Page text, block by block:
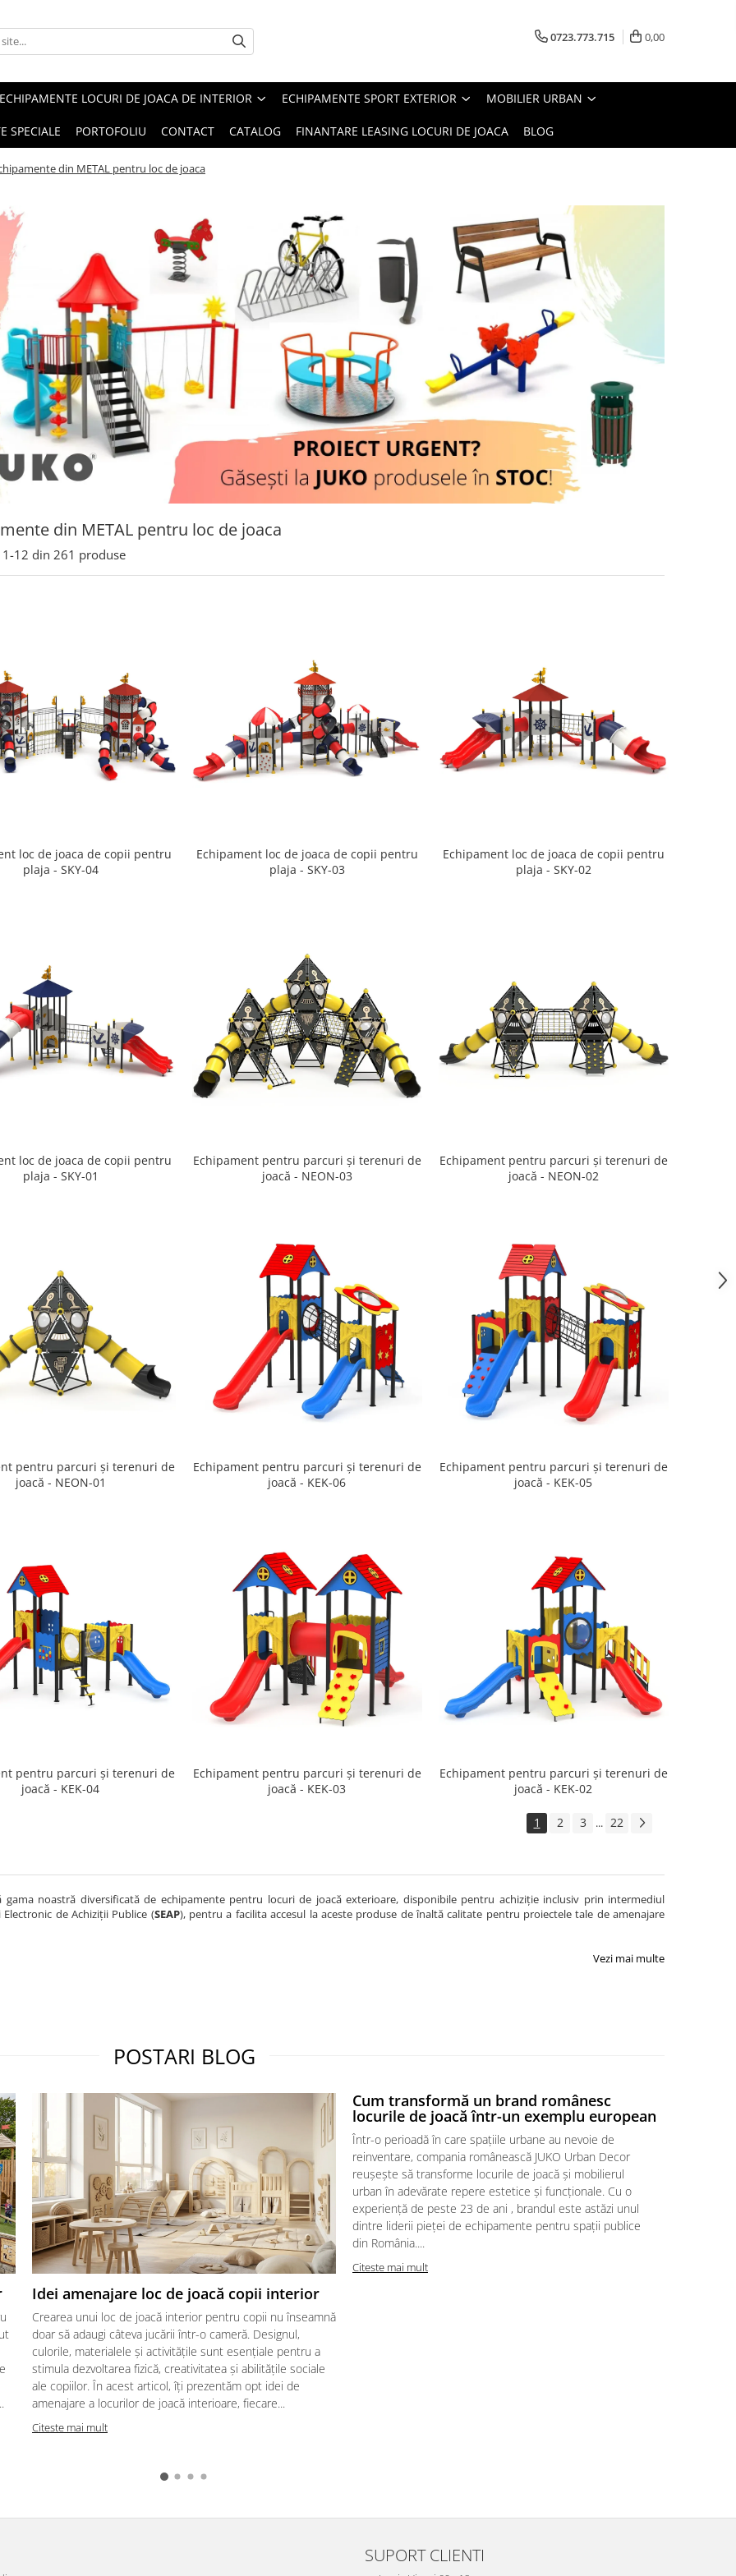
0723.773.715 0,00
ECHIPAMENTE LOCURI DE JOACA DE INTERIOR ECHIPAMENTE SPORT EXTERIOR MOBILIER URBAN
SPECIALE PORTOFOLIU CONTACT CATALOG FINANTARE LEASING LOCURI DE JOACA BLOG
din METAL pentru loc de joaca
din METAL pentru loc de joaca
1-12 din 261 produse
loc de joaca de copii pentru
plaja - SKY-04
Echipament loc de joaca de copii pentru
plaja - SKY-03
Echipament loc de joaca de copii pentru
plaja - SKY-02
loc de joaca de copii pentru
plaja - SKY-01
Echipament pentru parcuri și terenuri de
joacă - NEON-03
Echipament pentru parcuri și terenuri de
joacă - NEON-02
pentru parcuri și terenuri de
joacă - NEON-01
Echipament pentru parcuri și terenuri de
joacă - KEK-06
Echipament pentru parcuri și terenuri de
joacă - KEK-05
pentru parcuri și terenuri de
joacă - KEK-04
Echipament pentru parcuri și terenuri de
joacă - KEK-03
Echipament pentru parcuri și terenuri de
joacă - KEK-02
1 2 3 ... 22
gama noastră diversificată de echipamente pentru locuri de joacă exterioare, disponibile pentru achiziție inclusiv prin intermediul
Electronic de Achiziții Publice (SEAP), pentru a facilita accesul la aceste produse de înaltă calitate pentru proiectele tale de amenajare
Vezi mai multe
POSTARI BLOG
Idei amenajare loc de joacă copii interior
Crearea unui loc de joacă interior pentru copii nu înseamnă
doar să adaugi câteva jucării într-o cameră. Designul,
culorile, materialele și activitățile sunt esențiale pentru a
stimula dezvoltarea fizică, creativitatea și abilitățile sociale
ale copiilor. În acest articol, îți prezentăm opt idei de
amenajare a locurilor de joacă interioare, fiecare...
Citeste mai mult
Cum transformă un brand românesc
locurile de joacă într-un exemplu european
Într-o perioadă în care spațiile urbane au nevoie de
reinventare, compania românească JUKO Urban Decor
reușește să transforme locurile de joacă și mobilierul
urban în adevărate repere estetice și funcționale. Cu o
experiență de peste 23 de ani , brandul este astăzi unul
dintre liderii pieței de echipamente pentru spații publice
din România....
Citeste mai mult
SUPORT CLIENTI